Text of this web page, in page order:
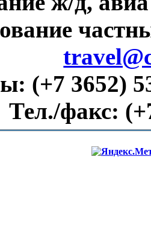
(+7 3652)
Тел./факс: